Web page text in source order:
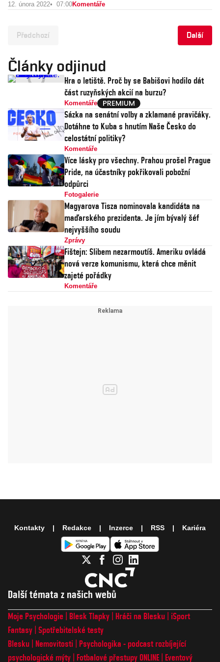
12. února 2022 07:00Komentáře
Předchozí Další
Články odjinud
Hra o letiště. Proč by se Babišovi hodilo dát
část ruzyňských akcií na burzu?
Komentáře
Sázka na senátní volby a zklamané pravičáky.
Dotáhne to Kuba s hnutím Naše Česko do
celostátní politiky?
Komentáře
Více lásky pro všechny. Prahou prošel Prague
Pride, na účastníky pokřikovali pobožní
odpůrci
Fotogalerie
Magyarova Tisza nominovala kandidáta na
maďarského prezidenta. Je jím bývalý šéf
nejvyššího soudu
Zprávy
Fištejn: Slibem nezarmoutíš. Ameriku ovládá
nová verze komunismu, která chce měnit
zajeté pořádky
Komentáře
Další témata z našich webů
Moje Psychologie Blesk Tlapky Hráči na Blesku
iSport
Fantasy Spotřebitelské testy
Blesku
Nemovitosti
Psychologika - podcast rozbíjející
psychologické mýty
Fotbalové přestupy ONLINE
Eventový
Kontakty Redakce Inzerce RSS Kariéra